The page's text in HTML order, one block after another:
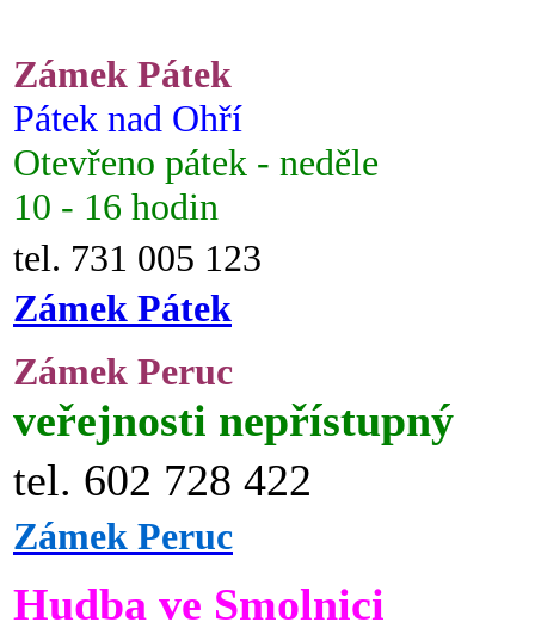
Zámek Pátek
Pátek nad Ohří
Otevřeno pátek - neděle
10 - 16 hodin
tel. 731 005 123
Zámek Pátek
Zámek Peruc
veřejnosti nepřístupný
tel. 602 728 422
Zámek Peruc
Hudba ve Smolnici